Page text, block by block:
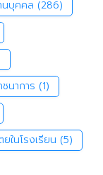
นบุคคล (286)
ชนาการ (1)
ในโรงเรียน (5)